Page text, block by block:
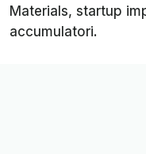
Materials, startup
accumulatori.